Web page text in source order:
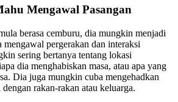
Mengawal Pasangan
berasa cemburu, dia mungkin menjadi
mengawal pergerakan dan interaksi
sering bertanya tentang lokasi
dia menghabiskan masa, atau apa yang
Dia juga mungkin cuba mengehadkan
rakan-rakan atau keluarga.